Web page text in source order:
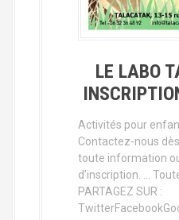
LE LABO
Activités pour
Contactez-nous
toute information
d’inscription. …
PARTAGEZ SUR :